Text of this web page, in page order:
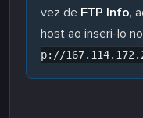
vez de FTP Info,
host ao inseri-lo
p://